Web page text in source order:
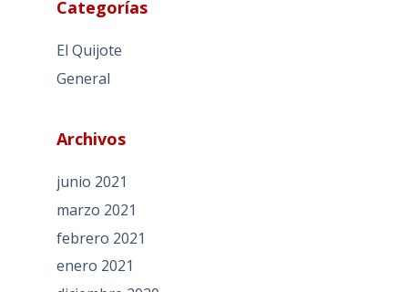
Categorías
El Quijote
General
Archivos
junio 2021
marzo 2021
febrero 2021
enero 2021